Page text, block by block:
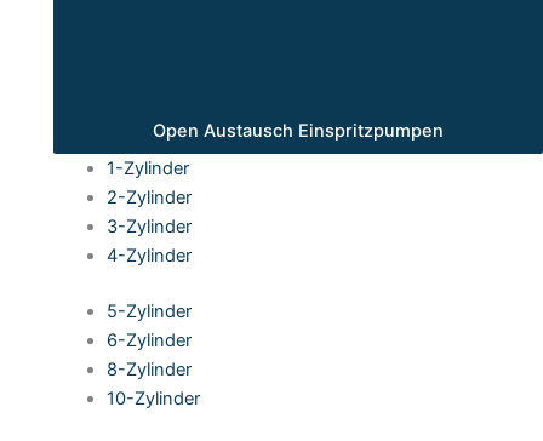
Open Austausch Einspritzpumpen
1-Zylinder
2-Zylinder
3-Zylinder
4-Zylinder
5-Zylinder
6-Zylinder
8-Zylinder
10-Zylinder